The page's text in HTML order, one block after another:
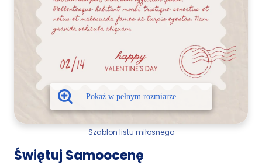
Szablon listu miłosnego
Świętuj Samoocenę